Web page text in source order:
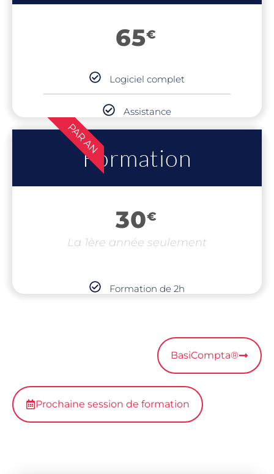
65€
Logiciel complet
Assistance
PAR AN
Formation
30€
La 1ère année seulement
Formation de 2h
BasiCompta®
Prochaine session de formation